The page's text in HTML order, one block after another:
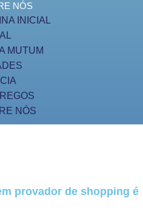
NÓS
INICIAL
MUTUM
NÓS
provador de shopping é